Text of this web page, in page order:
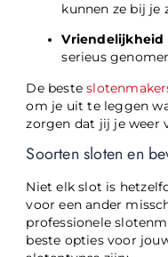
kunnen ze bij je
serieus
De beste
om je uit te leggen
zorgen dat jij je weer
Soorten sloten en
Niet elk slot is
voor een ander
professionele
beste opties voor